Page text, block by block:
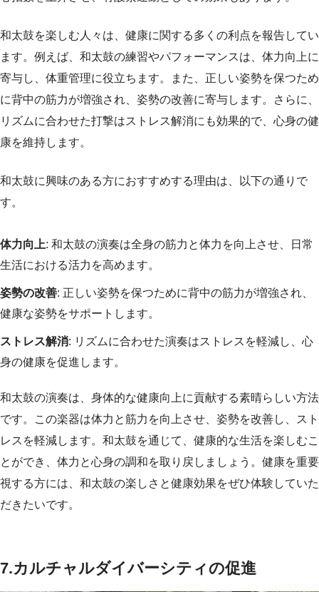
和太鼓を楽しむ人々は、健康に関する多くの利点を報告してい
ます。例えば、和太鼓の練習やパフォーマンスは、体力向上に
寄与し、体重管理に役立ちます。また、正しい姿勢を保つため
に背中の筋力が増強され、姿勢の改善に寄与します。さらに、
リズムに合わせた打撃はストレス解消にも効果的で、心身の健
康を維持します。
和太鼓に興味のある方におすすめする理由は、以下の通りで
す。
体力向上: 和太鼓の演奏は全身の筋力と体力を向上させ、日常
生活における活力を高めます。
姿勢の改善: 正しい姿勢を保つために背中の筋力が増強され、
健康な姿勢をサポートします。
ストレス解消: リズムに合わせた演奏はストレスを軽減し、心
身の健康を促進します。
和太鼓の演奏は、身体的な健康向上に貢献する素晴らしい方法
です。この楽器は体力と筋力を向上させ、姿勢を改善し、スト
レスを軽減します。和太鼓を通じて、健康的な生活を楽しむこ
とができ、体力と心身の調和を取り戻しましょう。健康を重要
視する方には、和太鼓の楽しさと健康効果をぜひ体験していた
だきたいです。
7.カルチャルダイバーシティの促進